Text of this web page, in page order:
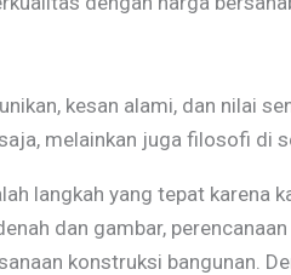
kesan alami, dan nilai
melainkan juga filosofi di
langkah yang tepat karena
dan gambar,
konstruksi bangunan.